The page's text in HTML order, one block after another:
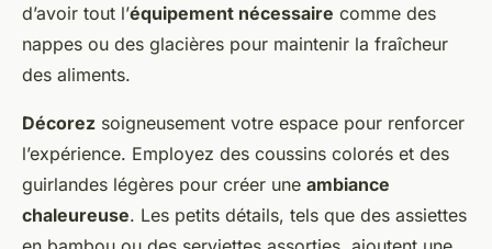
d’avoir tout l’équipement nécessaire comme des
nappes ou des glacières pour maintenir la fraîcheur
des aliments.
Décorez soigneusement votre espace pour renforcer
l’expérience. Employez des coussins colorés et des
guirlandes légères pour créer une ambiance
chaleureuse. Les petits détails, tels que des assiettes